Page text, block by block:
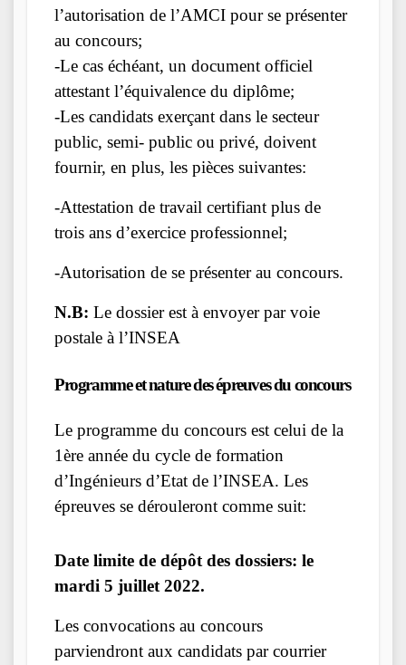
l’autorisation de l’AMCI pour se présenter
au concours;
-Le cas échéant, un document officiel
attestant l’équivalence du diplôme;
-Les candidats exerçant dans le secteur
public, semi- public ou privé, doivent
fournir, en plus, les pièces suivantes:
-Attestation de travail certifiant plus de
trois ans d’exercice professionnel;
-Autorisation de se présenter au concours.
N.B: Le dossier est à envoyer par voie
postale à l’INSEA
Programme et nature des épreuves du concours
Le programme du concours est celui de la
1ère année du cycle de formation
d’Ingénieurs d’Etat de l’INSEA. Les
épreuves se dérouleront comme suit:
Date limite de dépôt des dossiers: le
mardi 5 juillet 2022.
Les convocations au concours
parviendront aux candidats par courrier